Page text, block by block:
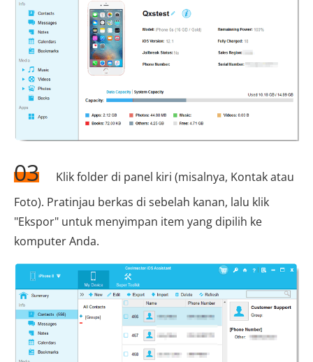
03
Klik folder di panel kiri (misalnya, Kontak atau
Foto). Pratinjau berkas di sebelah kanan, lalu klik
"Ekspor" untuk menyimpan item yang dipilih ke
komputer Anda.